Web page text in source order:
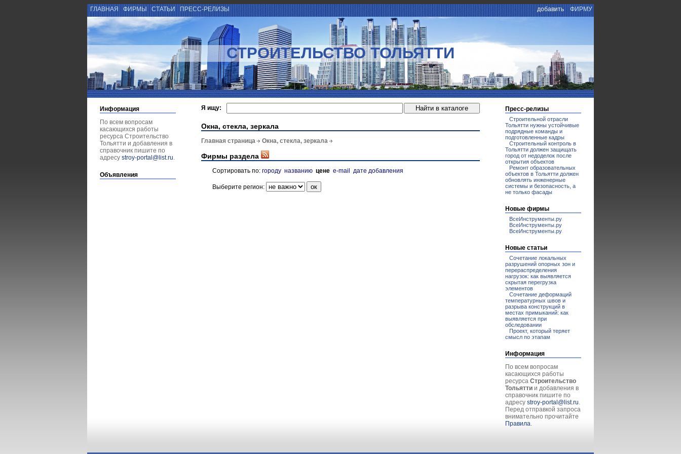
ГЛАВНАЯ ФИРМЫ СТАТЬИ ПРЕСС-РЕЛИЗЫ добавить ФИРМУ
СТРОИТЕЛЬСТВО ТОЛЬЯТТИ
Информация
По всем вопросам
касающихся работы
ресурса Строительство
Тольятти и добавления в
справочник пишите по
адресу stroy-portal@list.ru.
Объявления
Я ищу:
Окна, стекла, зеркала
Главная страница Окна, стекла, зеркала
Фирмы раздела
Сортировать по: городу названию цене e-mail дате добавления
Выберите регион:
Пресс-релизы
Строительной отрасли
Тольятти нужны устойчивые
подрядные команды и
подготовленные кадры
Строительный контроль в
Тольятти должен защищать
город от недоделок после
открытия объектов
Ремонт образовательных
объектов в Тольятти должен
обновлять инженерные
системы и безопасность, а
не только фасады
Новые фирмы
ВсеИнструменты.ру
ВсеИнструменты.ру
ВсеИнструменты.ру
Новые статьи
Сочетание локальных
разрушений опорных зон и
перераспределения
нагрузок: как выявляется
скрытая перегрузка
элементов
Сочетание деформаций
температурных швов и
разрыва конструкций в
местах примыканий: как
выявляется при
обследовании
Проект, который теряет
смысл по этапам
Информация
По всем вопросам
касающихся работы
ресурса Строительство
Тольятти и добавления в
справочник пишите по
адресу stroy-portal@list.ru.
Перед отправкой запроса
внимательно прочитайте
Правила.